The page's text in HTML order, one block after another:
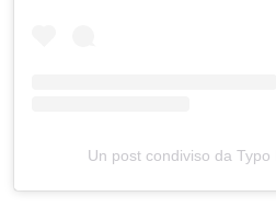
Un post condiviso da